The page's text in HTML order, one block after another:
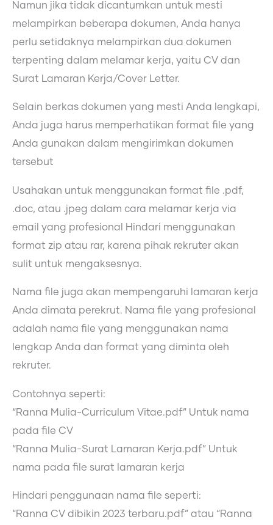
Namun jika tidak dicantumkan untuk mesti
melampirkan beberapa dokumen, Anda hanya
perlu setidaknya melampirkan dua dokumen
terpenting dalam melamar kerja, yaitu CV dan
Surat Lamaran Kerja/Cover Letter.
Selain berkas dokumen yang mesti Anda lengkapi,
Anda juga harus memperhatikan format file yang
Anda gunakan dalam mengirimkan dokumen
tersebut
Usahakan untuk menggunakan format file .pdf,
.doc, atau .jpeg dalam cara melamar kerja via
email yang profesional Hindari menggunakan
format zip atau rar, karena pihak rekruter akan
sulit untuk mengaksesnya.
Nama file juga akan mempengaruhi lamaran kerja
Anda dimata perekrut. Nama file yang profesional
adalah nama file yang menggunakan nama
lengkap Anda dan format yang diminta oleh
rekruter.
Contohnya seperti:
“Ranna Mulia-Curriculum Vitae.pdf” Untuk nama
pada file CV
“Ranna Mulia-Surat Lamaran Kerja.pdf” Untuk
nama pada file surat lamaran kerja
Hindari penggunaan nama file seperti:
“Ranna CV dibikin 2023 terbaru.pdf” atau “Ranna